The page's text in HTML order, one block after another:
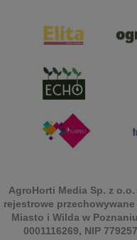
AgroHorti Media Sp. z
rejestrowe
Miasto i Wilda w
0001116269, NIP